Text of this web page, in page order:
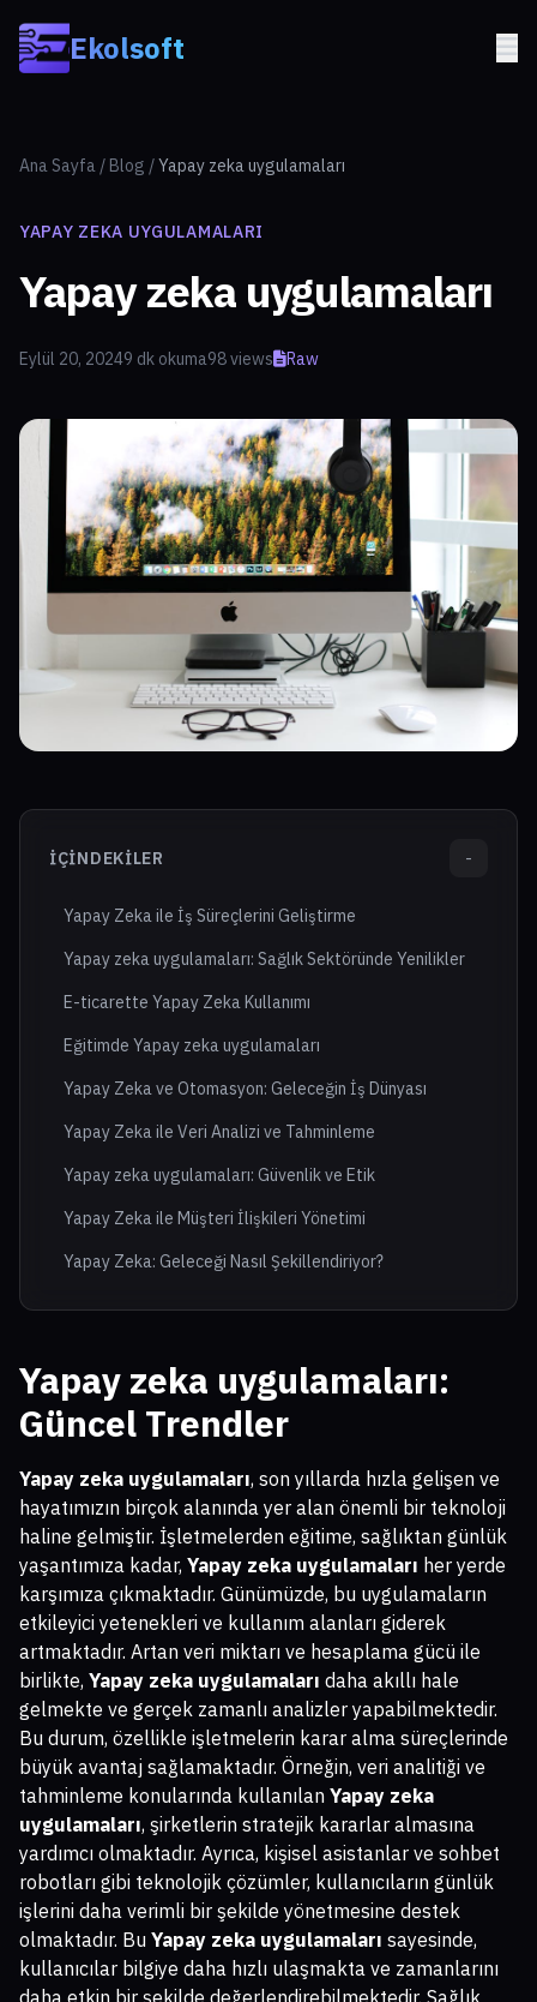
Ekolsoft
Ana Sayfa / Blog /Yapay zeka uygulamaları
YAPAY ZEKA UYGULAMALARI
Yapay zeka uygulamaları
Eylül 20, 20249 dk okuma98 views Raw
İÇINDEKILER -
Yapay Zeka ile İş Süreçlerini Geliştirme
Yapay zeka uygulamaları: Sağlık Sektöründe Yenilikler
E-ticarette Yapay Zeka Kullanımı
Eğitimde Yapay zeka uygulamaları
Yapay Zeka ve Otomasyon: Geleceğin İş Dünyası
Yapay Zeka ile Veri Analizi ve Tahminleme
Yapay zeka uygulamaları: Güvenlik ve Etik
Yapay Zeka ile Müşteri İlişkileri Yönetimi
Yapay Zeka: Geleceği Nasıl Şekillendiriyor?
Yapay zeka uygulamaları:
Güncel Trendler
Yapay zeka uygulamaları, son yıllarda hızla gelişen ve
hayatımızın birçok alanında yer alan önemli bir teknoloji
haline gelmiştir. İşletmelerden eğitime, sağlıktan günlük
yaşantımıza kadar, Yapay zeka uygulamaları her yerde
karşımıza çıkmaktadır. Günümüzde, bu uygulamaların
etkileyici yetenekleri ve kullanım alanları giderek
artmaktadır. Artan veri miktarı ve hesaplama gücü ile
birlikte, Yapay zeka uygulamaları daha akıllı hale
gelmekte ve gerçek zamanlı analizler yapabilmektedir.
Bu durum, özellikle işletmelerin karar alma süreçlerinde
büyük avantaj sağlamaktadır. Örneğin, veri analitiği ve
tahminleme konularında kullanılan Yapay zeka
uygulamaları, şirketlerin stratejik kararlar almasına
yardımcı olmaktadır. Ayrıca, kişisel asistanlar ve sohbet
robotları gibi teknolojik çözümler, kullanıcıların günlük
işlerini daha verimli bir şekilde yönetmesine destek
olmaktadır. Bu Yapay zeka uygulamaları sayesinde,
kullanıcılar bilgiye daha hızlı ulaşmakta ve zamanlarını